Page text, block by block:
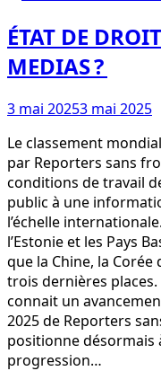
ÉTAT DE
MEDIAS ?
3 mai 20253 mai 2025
Le classement
par Reporters sans
conditions de travail
public à une
l’échelle
l’Estonie et les Pays
que la Chine, la
trois dernières places.
connait un
2025 de Reporters
positionne désormais
progression…